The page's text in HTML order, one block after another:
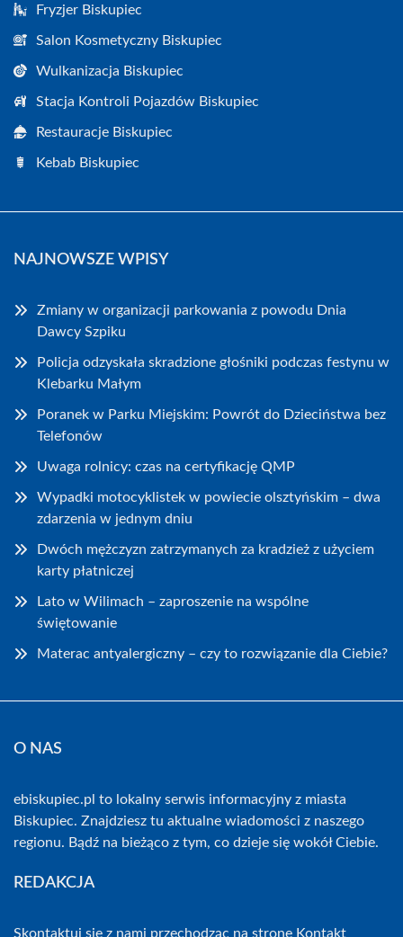
Fryzjer Biskupiec
Salon Kosmetyczny Biskupiec
Wulkanizacja Biskupiec
Stacja Kontroli Pojazdów Biskupiec
Restauracje Biskupiec
Kebab Biskupiec
NAJNOWSZE WPISY
Zmiany w organizacji parkowania z powodu Dnia
Dawcy Szpiku
Policja odzyskała skradzione głośniki podczas festynu w
Klebarku Małym
Poranek w Parku Miejskim: Powrót do Dzieciństwa bez
Telefonów
Uwaga rolnicy: czas na certyfikację QMP
Wypadki motocyklistek w powiecie olsztyńskim – dwa
zdarzenia w jednym dniu
Dwóch mężczyzn zatrzymanych za kradzież z użyciem
karty płatniczej
Lato w Wilimach – zaproszenie na wspólne
świętowanie
Materac antyalergiczny – czy to rozwiązanie dla Ciebie?
O NAS
ebiskupiec.pl to lokalny serwis informacyjny z miasta
Biskupiec. Znajdziesz tu aktualne wiadomości z naszego
regionu. Bądź na bieżąco z tym, co dzieje się wokół Ciebie.
REDAKCJA
Skontaktuj się z nami przechodząc na stronę Kontakt